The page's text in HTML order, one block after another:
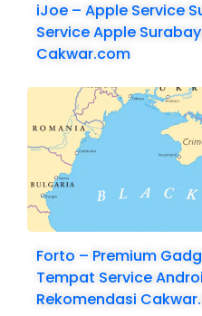
iJoe – Apple Service
Service Apple
Cakwar.com
Forto – Premium
Tempat Service
Rekomendasi